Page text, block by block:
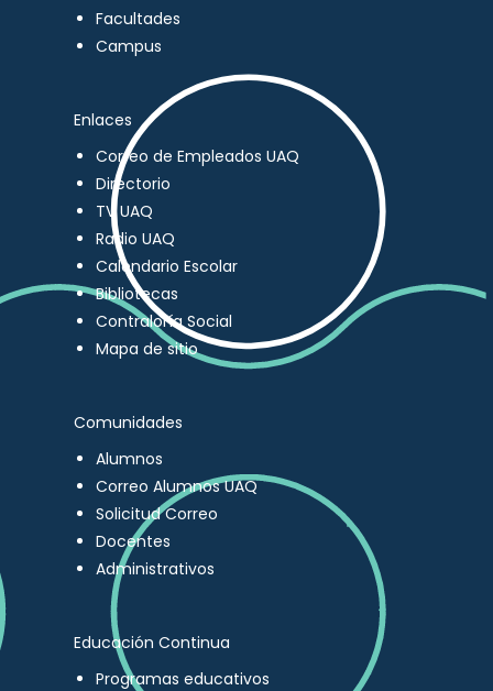
Facultades
Campus
Enlaces
Correo de Empleados UAQ
Directorio
TV UAQ
Radio UAQ
Calendario Escolar
Bibliotecas
Contraloría Social
Mapa de sitio
Comunidades
Alumnos
Correo Alumnos UAQ
Solicitud Correo
Docentes
Administrativos
Educación Continua
Programas educativos